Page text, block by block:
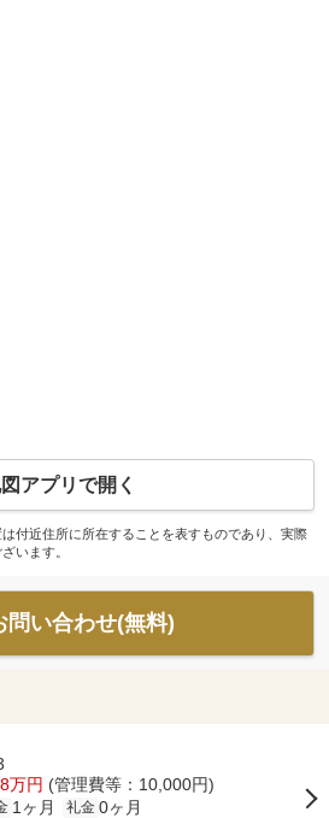
アプリで開く
付近住所に所在することを表すものであり、実際
います。
問い合わせ(無料)
万円 (管理費等：10,000円)
1ヶ月 礼金 0ヶ月